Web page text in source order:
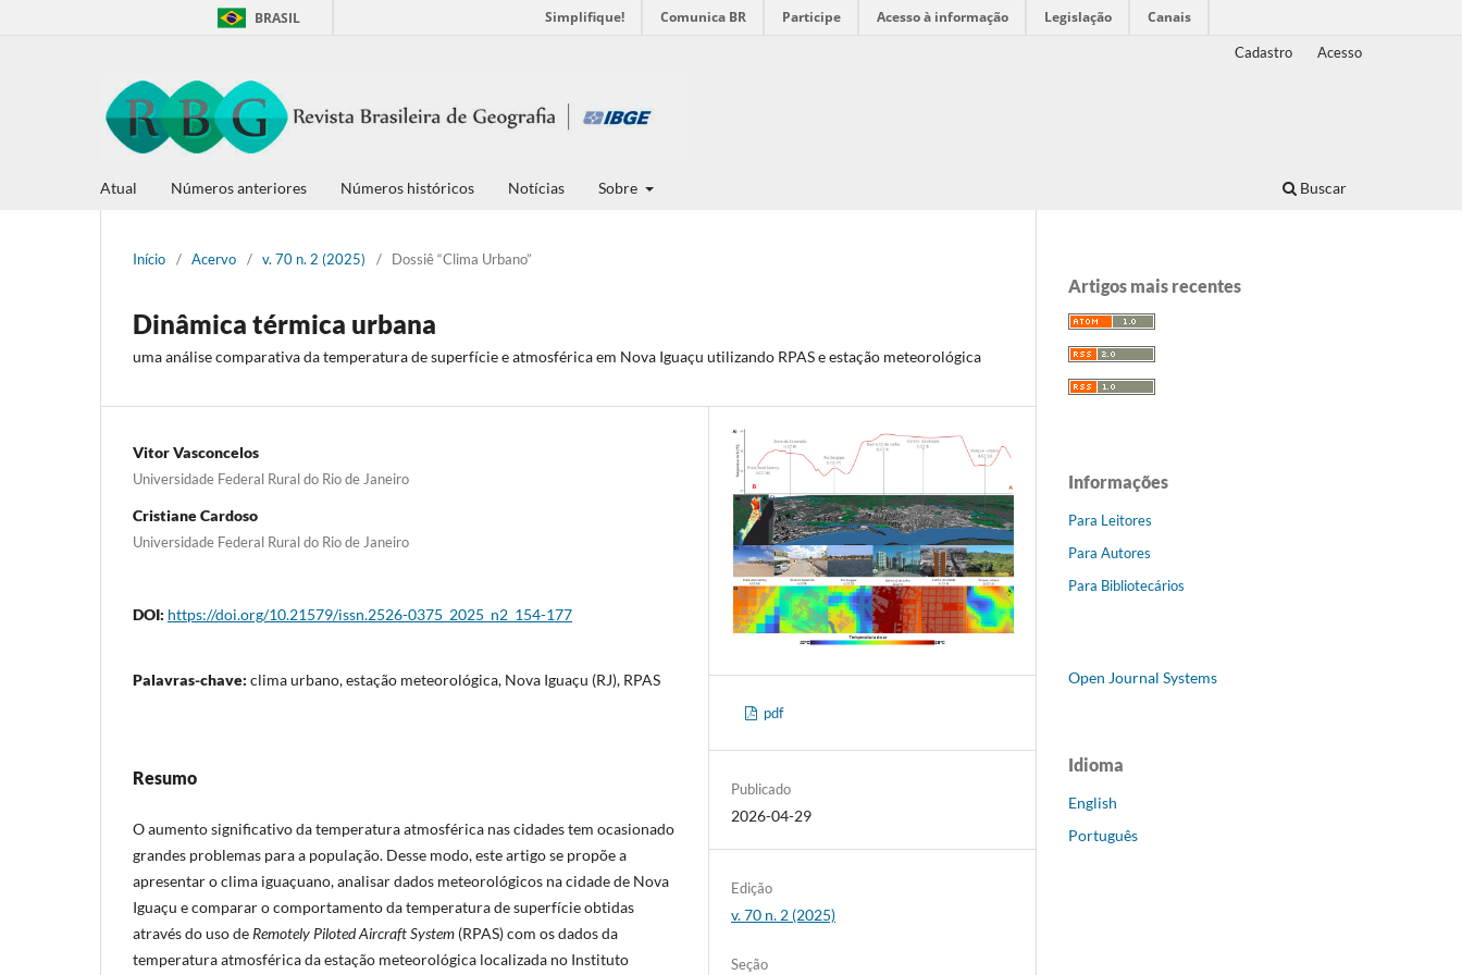
BRASIL Simplifique! Comunica BR Participe Acesso à informação Legislação Canais
Atual Números anteriores Números históricos Notícias Sobre Buscar
Cadastro Acesso
Início / Acervo / v. 70 n. 2 (2025) / Dossiê “Clima Urbano”
Dinâmica térmica urbana
uma análise comparativa da temperatura de superfície e atmosférica em Nova Iguaçu utilizando RPAS e estação meteorológica
Vitor Vasconcelos
Universidade Federal Rural do Rio de Janeiro
Cristiane Cardoso
Universidade Federal Rural do Rio de Janeiro
DOI: https://doi.org/10.21579/issn.2526-0375_2025_n2_154-177
Palavras-chave: clima urbano, estação meteorológica, Nova Iguaçu (RJ), RPAS
Resumo
O aumento significativo da temperatura atmosférica nas cidades tem ocasionado
grandes problemas para a população. Desse modo, este artigo se propõe a
apresentar o clima iguaçuano, analisar dados meteorológicos na cidade de Nova
Iguaçu e comparar o comportamento da temperatura de superfície obtidas
através do uso de Remotely Piloted Aircraft System (RPAS) com os dados da
temperatura atmosférica da estação meteorológica localizada no Instituto
pdf
Publicado
2026-04-29
Edição
v. 70 n. 2 (2025)
Seção
Artigos mais recentes
Informações
Para Leitores
Para Autores
Para Bibliotecários
Open Journal Systems
Idioma
English
Português